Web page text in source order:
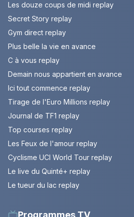
Les douze coups de midi replay
Secret Story replay
Gym direct replay
Plus belle la vie en avance
C à vous replay
Demain nous appartient en avance
Ici tout commence replay
Tirage de l'Euro Millions replay
Journal de TF1 replay
Top courses replay
Les Feux de l'amour replay
Cyclisme UCI World Tour replay
Le live du Quinté+ replay
Le tueur du lac replay